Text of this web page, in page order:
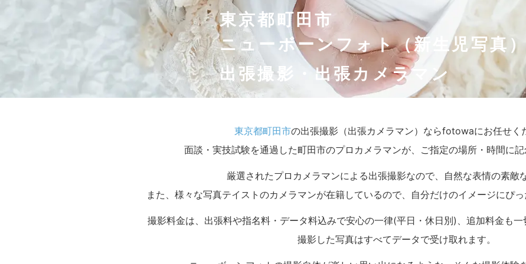
東京都町田市
ニューボーンフォト（新生児写真
出張撮影・出張カメラマン
東京都町田市の出張撮影（出張カメラマン）ならfotowaにお任せく
面談・実技試験を通過した町田市のプロカメラマンが、ご指定の場所・時間に記
厳選されたプロカメラマンによる出張撮影なので、自然な表情の素敵
また、様々な写真テイストのカメラマンが在籍しているので、自分だけのイメージにぴっ
撮影料金は、出張料や指名料・データ料込みで安心の一律(平日・休日別)、追加料金も
撮影した写真はすべてデータで受け取れます。